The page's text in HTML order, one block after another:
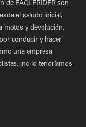
de EAGLERIDER son
el saludo inicial,
motos y devolución,
conducir y hacer
una empresa
¡no lo tendríamos